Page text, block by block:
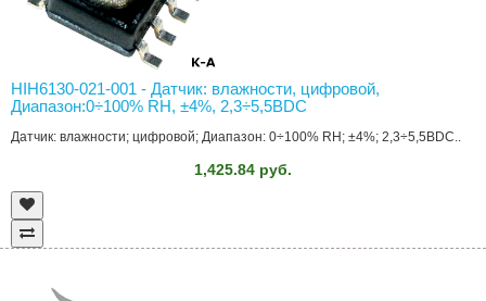
HIH6130-021-001 - Датчик: влажности, цифровой,
Диапазон:0÷100% RH, ±4%, 2,3÷5,5ВDC
Датчик: влажности; цифровой; Диапазон: 0÷100% RH; ±4%; 2,3÷5,5ВDC..
1,425.84 руб.